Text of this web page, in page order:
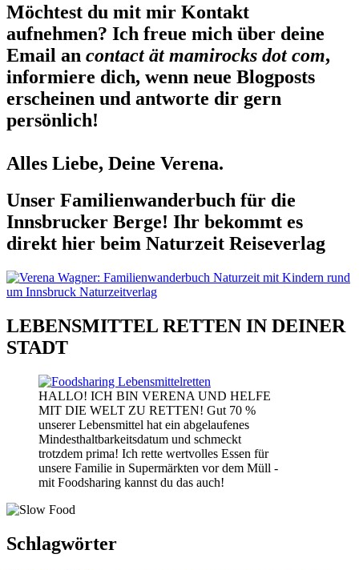
Möchtest du mit mir Kontakt
aufnehmen? Ich freue mich über deine
Email an contact ät mamirocks dot com,
informiere dich, wenn neue Blogposts
erscheinen und antworte dir gern
persönlich!
Alles Liebe, Deine Verena.
Unser Familienwanderbuch für die
Innsbrucker Berge! Ihr bekommt es
direkt hier beim Naturzeit Reiseverlag
LEBENSMITTEL RETTEN IN DEINER
STADT
HALLO! ICH BIN VERENA UND HELFE
MIT DIE WELT ZU RETTEN! Gut 70 %
unserer Lebensmittel hat ein abgelaufenes
Mindesthaltbarkeitsdatum und schmeckt
trotzdem prima! Ich rette wertvolles Essen für
unsere Familie in Supermärkten vor dem Müll -
mit Foodsharing kannst du das auch!
Schlagwörter